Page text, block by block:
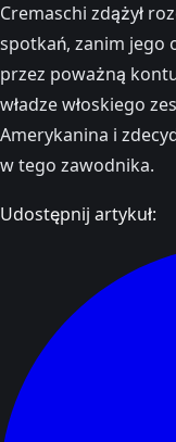
Cremaschi zdążył
spotkań, zanim jego
przez poważną
władze włoskiego
Amerykanina i
w tego zawodnika.
Udostępnij artykuł: